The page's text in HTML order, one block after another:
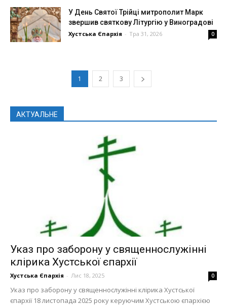
У День Святої Трійці митрополит Марк
звершив святкову Літургію у Виноградові
Хустська Єпархія - Тра 31, 2026 0
1 2 3
АКТУАЛЬНЕ
Указ про заборону у священнослужінні
клірика Хустської єпархії
Хустська Єпархія - Лис 18, 2025 0
Указ про заборону у священнослужінні клірика Хустської
єпархії 18 листопада 2025 року керуючим Хустською єпархією